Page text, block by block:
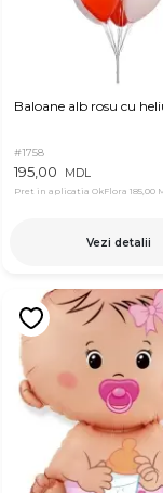
Baloane alb rosu cu
#1758
195,00 MDL
Pret in aplicatia OkFlora 185,00
Vezi detalii